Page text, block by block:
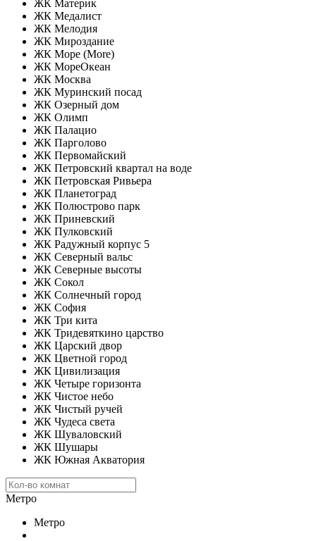
ЖК Материк
ЖК Медалист
ЖК Мелодия
ЖК Мироздание
ЖК Море (More)
ЖК МореОкеан
ЖК Москва
ЖК Муринский посад
ЖК Озерный дом
ЖК Олимп
ЖК Палацио
ЖК Парголово
ЖК Первомайский
ЖК Петровский квартал на воде
ЖК Петровская Ривьера
ЖК Планетоград
ЖК Полюстрово парк
ЖК Приневский
ЖК Пулковский
ЖК Радужный корпус 5
ЖК Северный вальс
ЖК Северные высоты
ЖК Сокол
ЖК Солнечный город
ЖК София
ЖК Три кита
ЖК Тридевяткино царство
ЖК Царский двор
ЖК Цветной город
ЖК Цивилизация
ЖК Четыре горизонта
ЖК Чистое небо
ЖК Чистый ручей
ЖК Чудеса света
ЖК Шуваловский
ЖК Шушары
ЖК Южная Акватория
Метро
Метро